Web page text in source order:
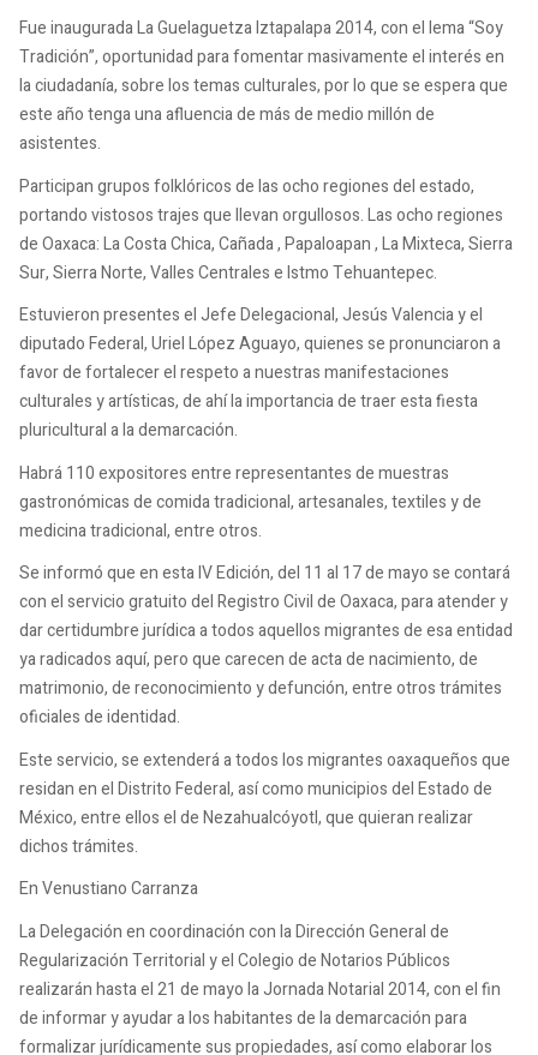
Fue inaugurada La Guelaguetza Iztapalapa 2014, con el lema “Soy
Tradición”, oportunidad para fomentar masivamente el interés en
la ciudadanía, sobre los temas culturales, por lo que se espera que
este año tenga una afluencia de más de medio millón de
asistentes.
Participan grupos folklóricos de las ocho regiones del estado,
portando vistosos trajes que llevan orgullosos. Las ocho regiones
de Oaxaca: La Costa Chica, Cañada , Papaloapan , La Mixteca, Sierra
Sur, Sierra Norte, Valles Centrales e Istmo Tehuantepec.
Estuvieron presentes el Jefe Delegacional, Jesús Valencia y el
diputado Federal, Uriel López Aguayo, quienes se pronunciaron a
favor de fortalecer el respeto a nuestras manifestaciones
culturales y artísticas, de ahí la importancia de traer esta fiesta
pluricultural a la demarcación.
Habrá 110 expositores entre representantes de muestras
gastronómicas de comida tradicional, artesanales, textiles y de
medicina tradicional, entre otros.
Se informó que en esta IV Edición, del 11 al 17 de mayo se contará
con el servicio gratuito del Registro Civil de Oaxaca, para atender y
dar certidumbre jurídica a todos aquellos migrantes de esa entidad
ya radicados aquí, pero que carecen de acta de nacimiento, de
matrimonio, de reconocimiento y defunción, entre otros trámites
oficiales de identidad.
Este servicio, se extenderá a todos los migrantes oaxaqueños que
residan en el Distrito Federal, así como municipios del Estado de
México, entre ellos el de Nezahualcóyotl, que quieran realizar
dichos trámites.
En Venustiano Carranza
La Delegación en coordinación con la Dirección General de
Regularización Territorial y el Colegio de Notarios Públicos
realizarán hasta el 21 de mayo la Jornada Notarial 2014, con el fin
de informar y ayudar a los habitantes de la demarcación para
formalizar jurídicamente sus propiedades, así como elaborar los